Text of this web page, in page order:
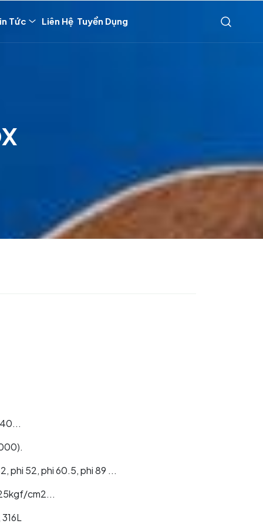
Tức Liên Hệ Tuyển Dụng
phi 52, phi 60.5, phi 89 ...
cm2...